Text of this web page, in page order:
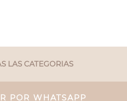
LAS CATEGORIAS
POR WHATSAPP